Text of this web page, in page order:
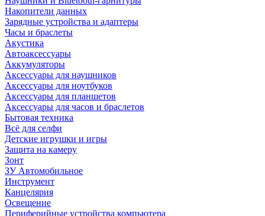
Накопители данных
Зарядные устройства и адаптеры
Часы и браслеты
Акустика
Автоаксессуары
Аккумуляторы
Аксессуары для наушников
Аксессуары для ноутбуков
Аксессуары для планшетов
Аксессуары для часов и браслетов
Бытовая техника
Всё для селфи
Детские игрушки и игры
Защита на камеру
Зонт
ЗУ Автомобильное
Инструмент
Канцелярия
Освещение
Периферийные устройства компьютера